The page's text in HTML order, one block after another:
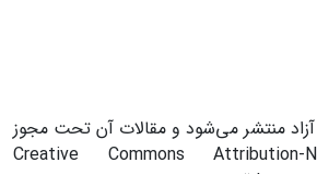
منتشر می‌شود و مقالات آن تحت مجوز
Creative Commons Attribution-